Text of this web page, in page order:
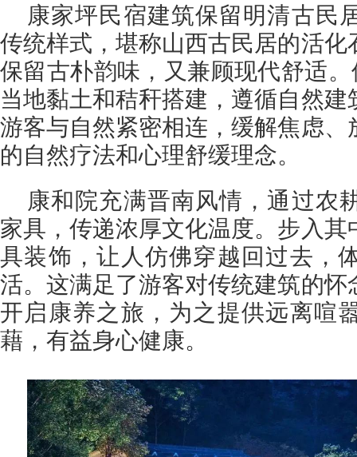
康家坪民宿建筑保留明清古民
传统样式，堪称山西古民居的活
保留古朴韵味，又兼顾现代舒适
当地黏土和秸秆搭建，遵循自然
游客与自然紧密相连，缓解焦虑
的自然疗法和心理舒缓理念。
康和院充满晋南风情，通过农
家具，传递浓厚文化温度。步入
具装饰，让人仿佛穿越回过去，
活。这满足了游客对传统建筑的
开启康养之旅，为之提供远离喧
藉，有益身心健康。